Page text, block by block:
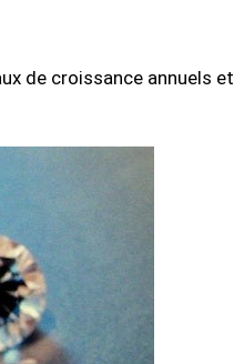
de croissance annuels et